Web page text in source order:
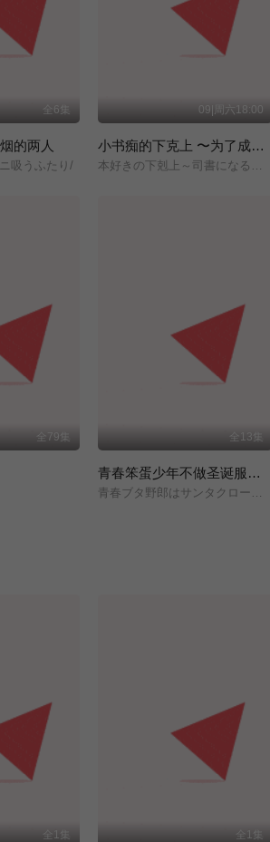
全6集
的两人
吸うふたり/
09|周六18:00
小书痴的下克上 〜为了成为图书管理员而不择手段〜 领主的养女
本好きの下剋上～司書になるためには手段を選んでいられません～/領主の養女/
全79集 全13集
青春笨蛋少年不做圣诞服女郎的梦
全1集 全1集